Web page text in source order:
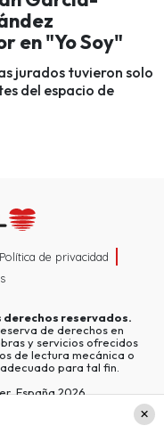
en "Yo Soy"
jurados tuvieron solo
del espacio de
Política de privacidad
derechos reservados.
de derechos en
y servicios ofrecidos
de lectura mecánica o
para tal fin.
España 2026.